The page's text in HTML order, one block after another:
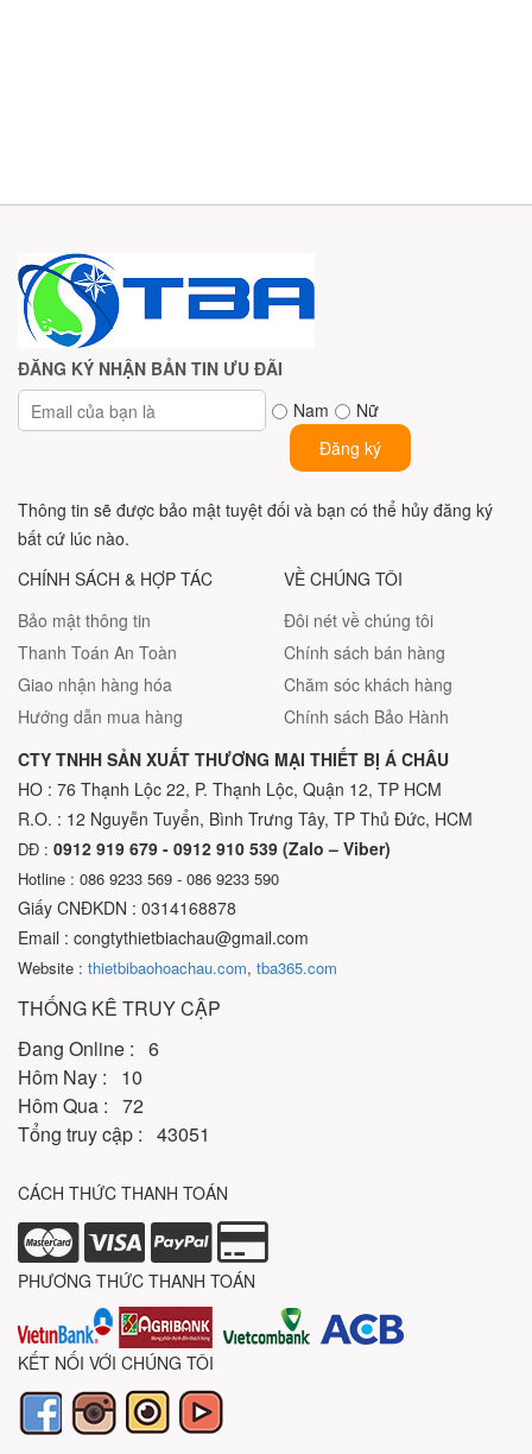
ĐĂNG KÝ NHẬN BẢN TIN ƯU ĐÃI
Nam
Nữ
Đăng ký
Thông tin sẽ được bảo mật tuyệt đối và bạn có thể hủy đăng ký
bất cứ lúc nào.
CHÍNH SÁCH & HỢP TÁC
Bảo mật thông tin
Thanh Toán An Toàn
Giao nhận hàng hóa
Hướng dẫn mua hàng
VỀ CHÚNG TÔI
Đôi nét về chúng tôi
Chính sách bán hàng
Chăm sóc khách hàng
Chính sách Bảo Hành
CTY TNHH SẢN XUẤT THƯƠNG MẠI THIẾT BỊ Á CHÂU
HO : 76 Thạnh Lộc 22, P. Thạnh Lộc, Quận 12, TP HCM
R.O. : 12 Nguyễn Tuyển, Bình Trưng Tây, TP Thủ Đức, HCM
DĐ : 0912 919 679 - 0912 910 539 (Zalo – Viber)
Hotline : 086 9233 569 - 086 9233 590
Giấy CNĐKDN : 0314168878
Email : congtythietbiachau@gmail.com
Website : thietbibaohoachau.com, tba365.com
THỐNG KÊ TRUY CẬP
Đang Online : 6
Hôm Nay : 10
Hôm Qua : 72
Tổng truy cập : 43051
CÁCH THỨC THANH TOÁN
PHƯƠNG THỨC THANH TOÁN
KẾT NỐI VỚI CHÚNG TÔI